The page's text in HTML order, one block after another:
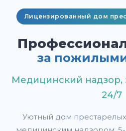
Лицензированный дом
за
Медицинский надзор,
24/7
Уютный дом